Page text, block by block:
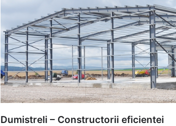
Dumistreli – Constructorii eficientei